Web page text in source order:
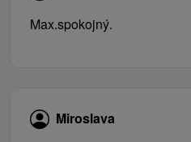
Max.spokojný.
Miroslava